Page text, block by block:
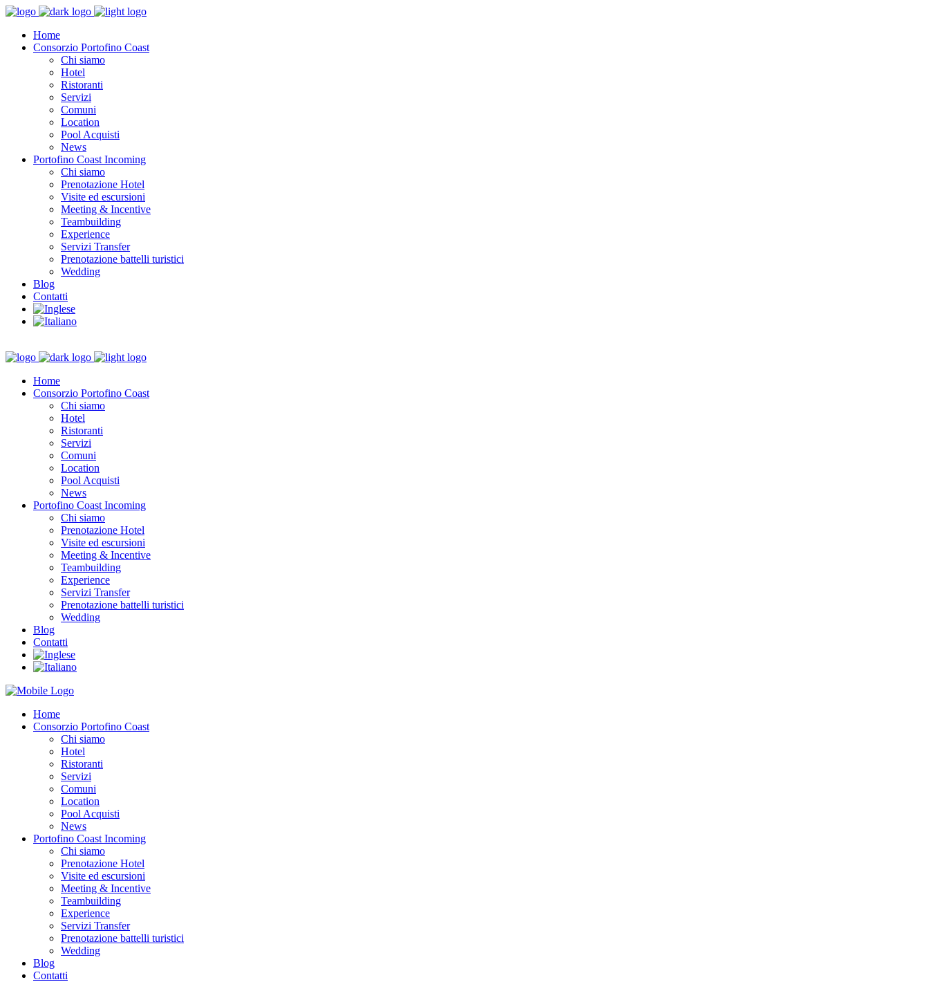
Home
Consorzio Portofino Coast
Chi siamo
Hotel
Ristoranti
Servizi
Comuni
Location
Pool Acquisti
News
Portofino Coast Incoming
Chi siamo
Prenotazione Hotel
Visite ed escursioni
Meeting & Incentive
Teambuilding
Experience
Servizi Transfer
Prenotazione battelli turistici
Wedding
Blog
Contatti
Home
Consorzio Portofino Coast
Chi siamo
Hotel
Ristoranti
Servizi
Comuni
Location
Pool Acquisti
News
Portofino Coast Incoming
Chi siamo
Prenotazione Hotel
Visite ed escursioni
Meeting & Incentive
Teambuilding
Experience
Servizi Transfer
Prenotazione battelli turistici
Wedding
Blog
Contatti
Home
Consorzio Portofino Coast
Chi siamo
Hotel
Ristoranti
Servizi
Comuni
Location
Pool Acquisti
News
Portofino Coast Incoming
Chi siamo
Prenotazione Hotel
Visite ed escursioni
Meeting & Incentive
Teambuilding
Experience
Servizi Transfer
Prenotazione battelli turistici
Wedding
Blog
Contatti